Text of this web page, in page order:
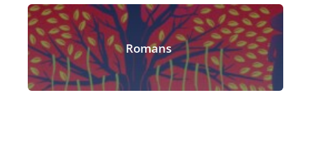
Romans